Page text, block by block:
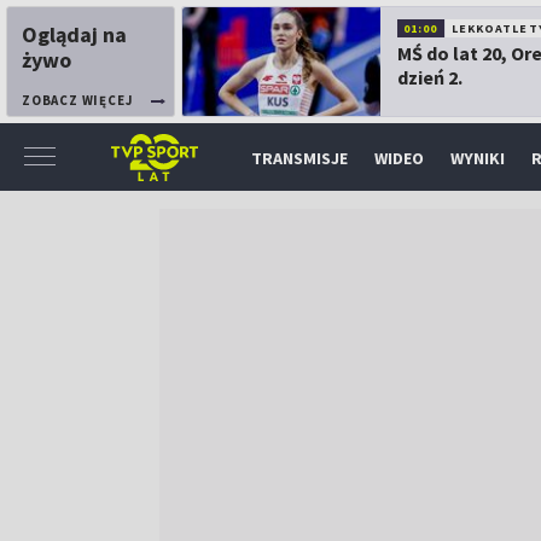
Oglądaj na
żywo
ZOBACZ WIĘCEJ
01:00
MŚ do lat 20,
dzień 2.
TRANSMISJE WIDEO WYNIKI